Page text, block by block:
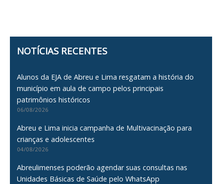
NOTÍCIAS RECENTES
Alunos da EJA de Abreu e Lima resgatam a história do
município em aula de campo pelos principais
patrimônios históricos
06/08/2026
Abreu e Lima inicia campanha de Multivacinação para
crianças e adolescentes
04/08/2026
Abreulimenses poderão agendar suas consultas nas
Unidades Básicas de Saúde pelo WhatsApp